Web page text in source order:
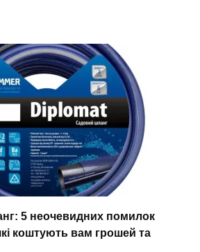
5 неочевидних помилок
коштують вам грошей та